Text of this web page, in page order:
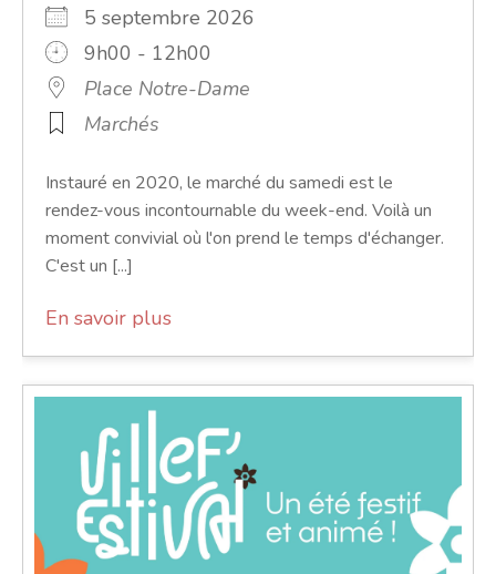
5 septembre 2026
9h00 - 12h00
Place Notre-Dame
Marchés
Instauré en 2020, le marché du samedi est le
rendez-vous incontournable du week-end. Voilà un
moment convivial où l'on prend le temps d'échanger.
C'est un [...]
En savoir plus